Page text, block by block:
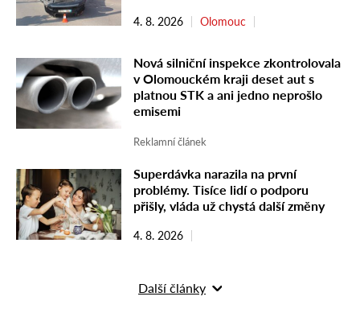
4. 8. 2026 Olomouc
Nová silniční inspekce zkontrolovala
v Olomouckém kraji deset aut s
platnou STK a ani jedno neprošlo
emisemi
Reklamní článek
Superdávka narazila na první
problémy. Tisíce lidí o podporu
přišly, vláda už chystá další změny
4. 8. 2026
Další články